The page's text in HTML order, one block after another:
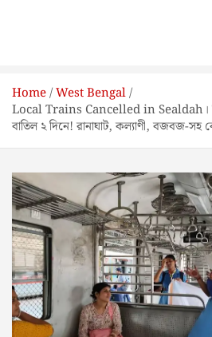
Home West Bengal
Local Trains Cancelled in Sealdah।
বাতিল ২ দিনে! রানাঘাট, কল্যাণী, বজবজ-সহ